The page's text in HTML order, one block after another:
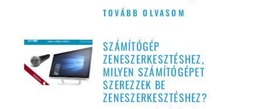
TOVÁBB OLVASOM
SZÁMÍTÓGÉP
ZENESZERKESZTÉSHEZ,
MILYEN SZÁMÍTÓGÉPET
SZEREZZEK BE
ZENESZERKESZTÉSHEZ?